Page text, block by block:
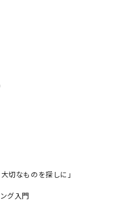
切なものを探しに」
グ入門